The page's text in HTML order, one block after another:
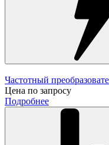
Частотный
Цена по запросу
Подробнее